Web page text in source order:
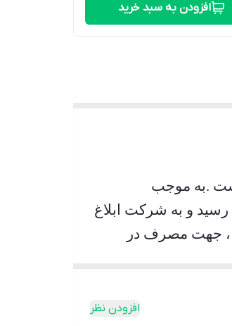
افزودن به سبد خرید
.به موجب
در سه شیفت به تصویب رسید و به شرکت ابلاغ
ترمز ، جهت مصرف در
افزودن نظر